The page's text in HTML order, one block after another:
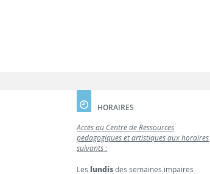
HORAIRES
Accès au Centre de Ressources
pédagogiques et artistiques aux horaires
suivants :
Leslundisdes semaines impaires